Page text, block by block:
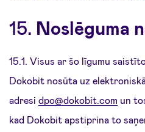
15. Noslēguma
15.1. Visus ar šo līgumu
Dokobit nosūta uz
adresi dpo@dokobit.com un
kad Dokobit apstiprina to